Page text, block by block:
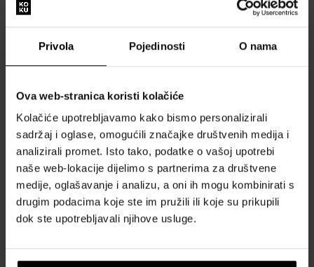
Privola Pojedinosti O nama
Ova web-stranica koristi kolačiće
Kolačiće upotrebljavamo kako bismo personalizirali
sadržaj i oglase, omogućili značajke društvenih medija i
analizirali promet. Isto tako, podatke o vašoj upotrebi
naše web-lokacije dijelimo s partnerima za društvene
medije, oglašavanje i analizu, a oni ih mogu kombinirati s
drugim podacima koje ste im pružili ili koje su prikupili
dok ste upotrebljavali njihove usluge.
Opći uvjeti poslovanja
Zaštita privatnosti
Kada ću dobiti naručenu robu?
Zašto parfemi i satovi od nas?
Što je tester parfema?
Vodootpornost satova
Često postavljana pitanja
Zašto se registrirati?